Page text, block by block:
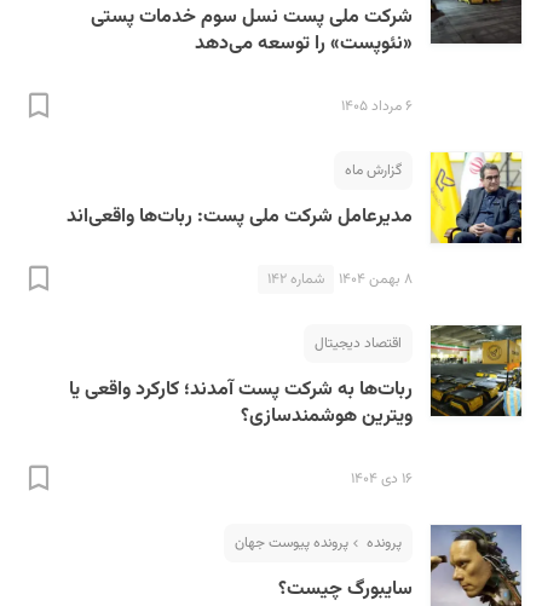
شرکت ملی پست نسل سوم خدمات پستی
«نئوپست» را توسعه می‌دهد
۶ مرداد ۱۴۰۵
گزارش ماه
مدیرعامل شرکت ملی پست: ربات‌ها واقعی‌اند
۸ بهمن ۱۴۰۴ شماره ۱۴۲
اقتصاد دیجیتال
ربات‌ها به شرکت پست آمدند؛ کارکرد واقعی یا
ویترین هوشمندسازی؟
۱۶ دی ۱۴۰۴
پرونده پرونده پیوست جهان
سایبورگ چیست؟